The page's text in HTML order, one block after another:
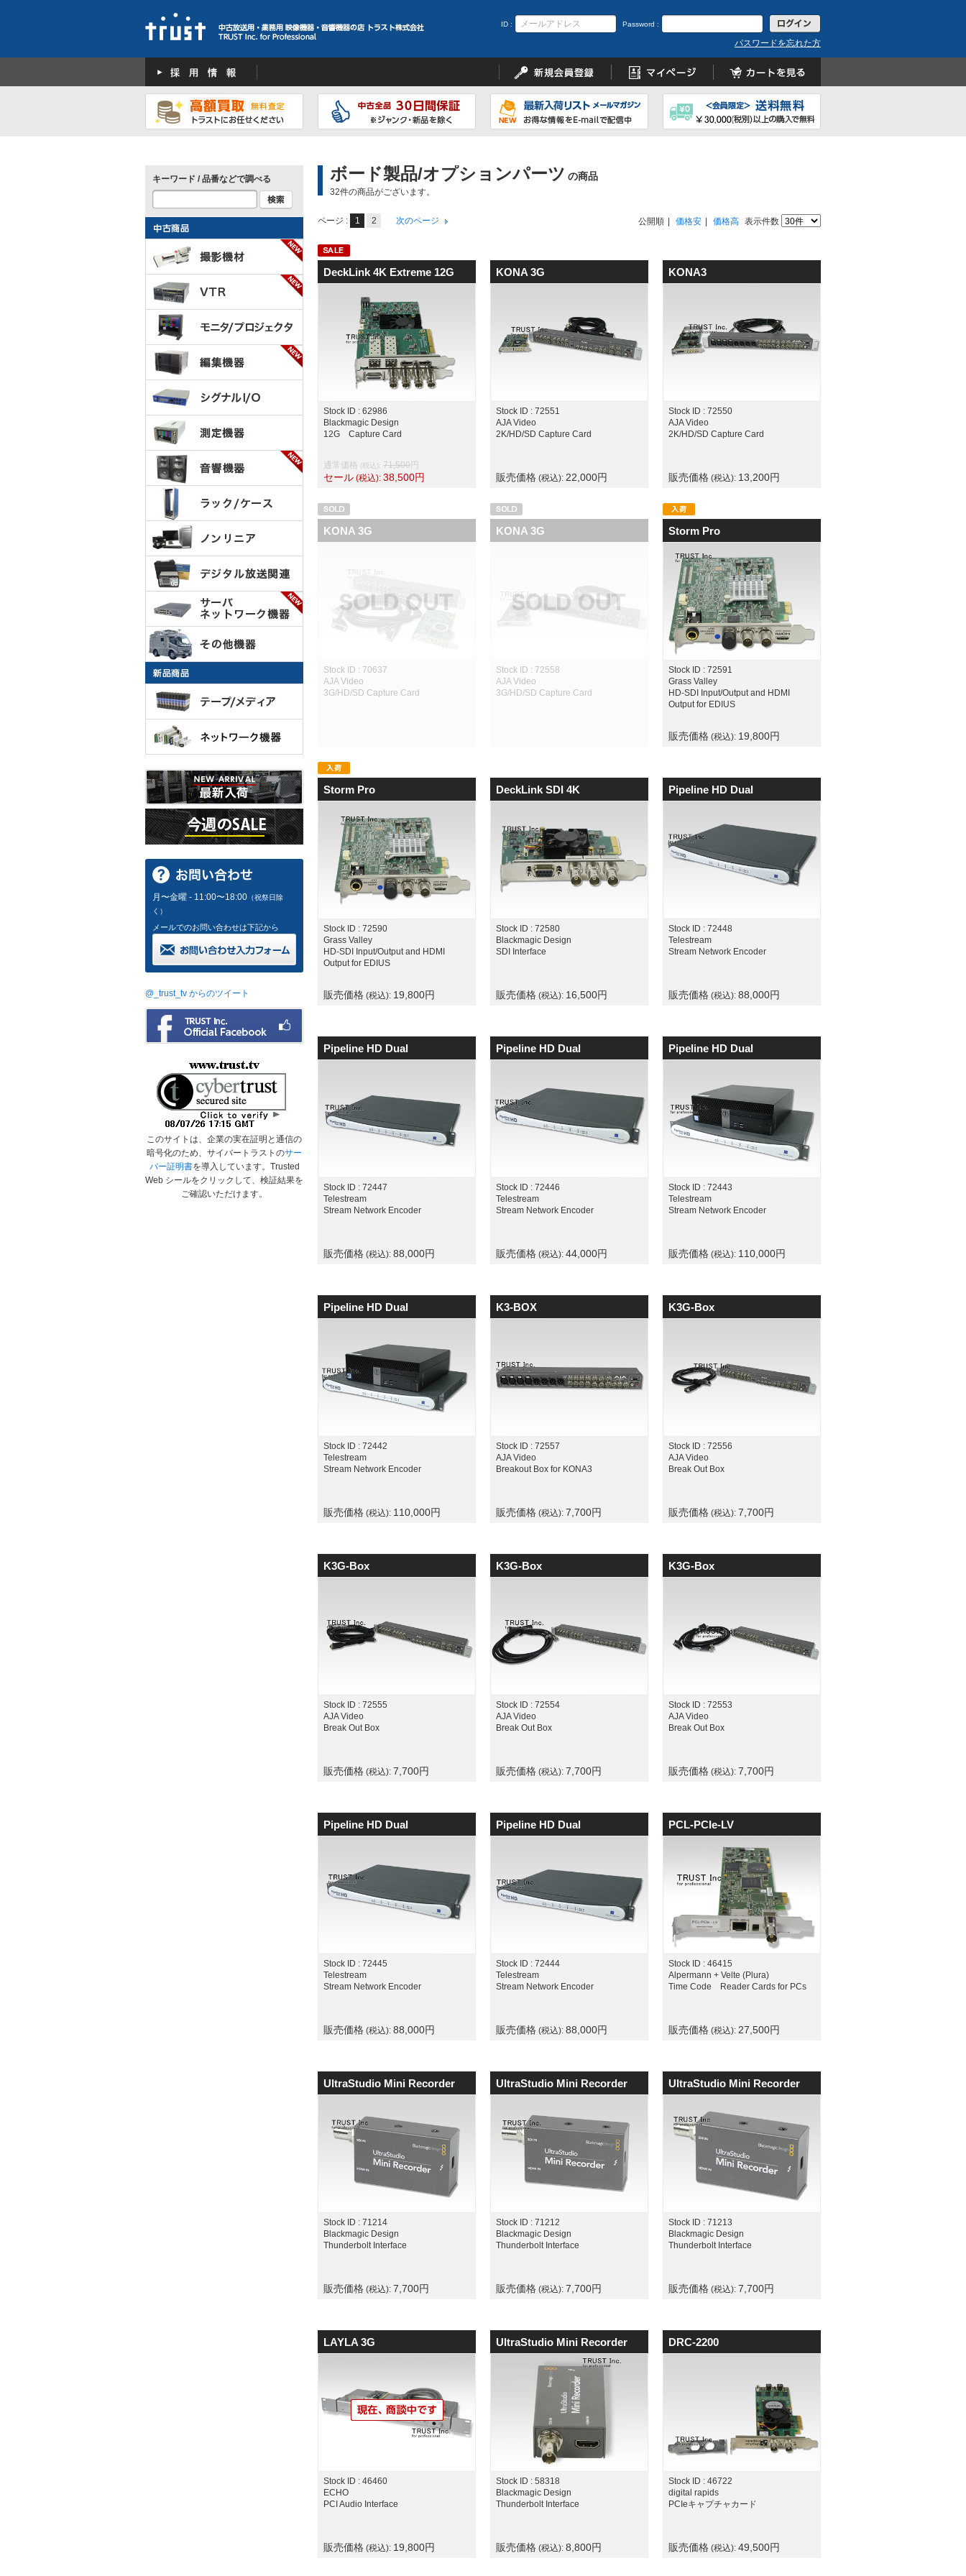
ID : Password :
パスワードを忘れた方
ボード製品/オプションパーツ の商品
32件の商品がございます。
ページ : 1 2 次のページ 公開順 価格安 価格高 表示件数
DeckLink 4K Extreme 12G
Stock ID : 62986
Blackmagic Design
12G Capture Card
通常価格 (税込): 71,500円
セール (税込): 38,500円
KONA 3G
Stock ID : 72551
AJA Video
2K/HD/SD Capture Card
販売価格 (税込): 22,000円
KONA3
Stock ID : 72550
AJA Video
2K/HD/SD Capture Card
販売価格 (税込): 13,200円
KONA 3G
Stock ID : 70637
AJA Video
3G/HD/SD Capture Card
KONA 3G
Stock ID : 72558
AJA Video
3G/HD/SD Capture Card
Storm Pro
Stock ID : 72591
Grass Valley
HD-SDI Input/Output and HDMI
Output for EDIUS
販売価格 (税込): 19,800円
Storm Pro
Stock ID : 72590
Grass Valley
HD-SDI Input/Output and HDMI
Output for EDIUS
販売価格 (税込): 19,800円
DeckLink SDI 4K
Stock ID : 72580
Blackmagic Design
SDI Interface
販売価格 (税込): 16,500円
Pipeline HD Dual
Stock ID : 72448
Telestream
Stream Network Encoder
販売価格 (税込): 88,000円
Pipeline HD Dual
Stock ID : 72447
Telestream
Stream Network Encoder
販売価格 (税込): 88,000円
Pipeline HD Dual
Stock ID : 72446
Telestream
Stream Network Encoder
販売価格 (税込): 44,000円
Pipeline HD Dual
Stock ID : 72443
Telestream
Stream Network Encoder
販売価格 (税込): 110,000円
Pipeline HD Dual
Stock ID : 72442
Telestream
Stream Network Encoder
販売価格 (税込): 110,000円
K3-BOX
Stock ID : 72557
AJA Video
Breakout Box for KONA3
販売価格 (税込): 7,700円
K3G-Box
Stock ID : 72556
AJA Video
Break Out Box
販売価格 (税込): 7,700円
K3G-Box
Stock ID : 72555
AJA Video
Break Out Box
販売価格 (税込): 7,700円
K3G-Box
Stock ID : 72554
AJA Video
Break Out Box
販売価格 (税込): 7,700円
K3G-Box
Stock ID : 72553
AJA Video
Break Out Box
販売価格 (税込): 7,700円
Pipeline HD Dual
Stock ID : 72445
Telestream
Stream Network Encoder
販売価格 (税込): 88,000円
Pipeline HD Dual
Stock ID : 72444
Telestream
Stream Network Encoder
販売価格 (税込): 88,000円
PCL-PCIe-LV
Stock ID : 46415
Alpermann + Velte (Plura)
Time Code Reader Cards for PCs
販売価格 (税込): 27,500円
UltraStudio Mini Recorder
Stock ID : 71214
Blackmagic Design
Thunderbolt Interface
販売価格 (税込): 7,700円
UltraStudio Mini Recorder
Stock ID : 71212
Blackmagic Design
Thunderbolt Interface
販売価格 (税込): 7,700円
UltraStudio Mini Recorder
Stock ID : 71213
Blackmagic Design
Thunderbolt Interface
販売価格 (税込): 7,700円
LAYLA 3G
Stock ID : 46460
ECHO
PCI Audio Interface
販売価格 (税込): 19,800円
UltraStudio Mini Recorder
Stock ID : 58318
Blackmagic Design
Thunderbolt Interface
販売価格 (税込): 8,800円
DRC-2200
Stock ID : 46722
digital rapids
PCIeキャプチャカード
販売価格 (税込): 49,500円
キーワード / 品番などで調べる
月〜金曜 - 11:00〜18:00 （祝祭日除
く）
メールでのお問い合わせは下記から
@_trust_tv からのツイート
このサイトは、企業の実在証明と通信の
暗号化のため、サイバートラストのサー
バー証明書を導入しています。Trusted
Web シールをクリックして、検証結果を
ご確認いただけます。